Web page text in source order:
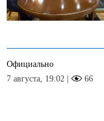
Официально
7 августа, 19:02 |
66